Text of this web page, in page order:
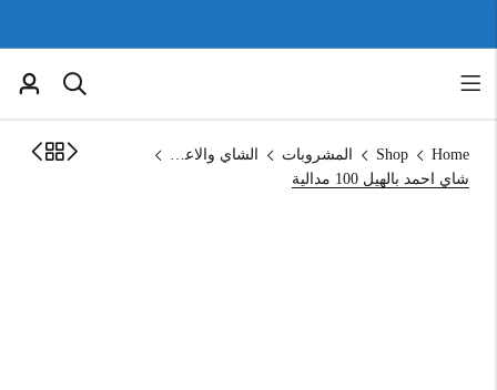
Home
Shop المشروبات
الشاي والاعشاب
شاي احمد بالهيل 100 مدالية